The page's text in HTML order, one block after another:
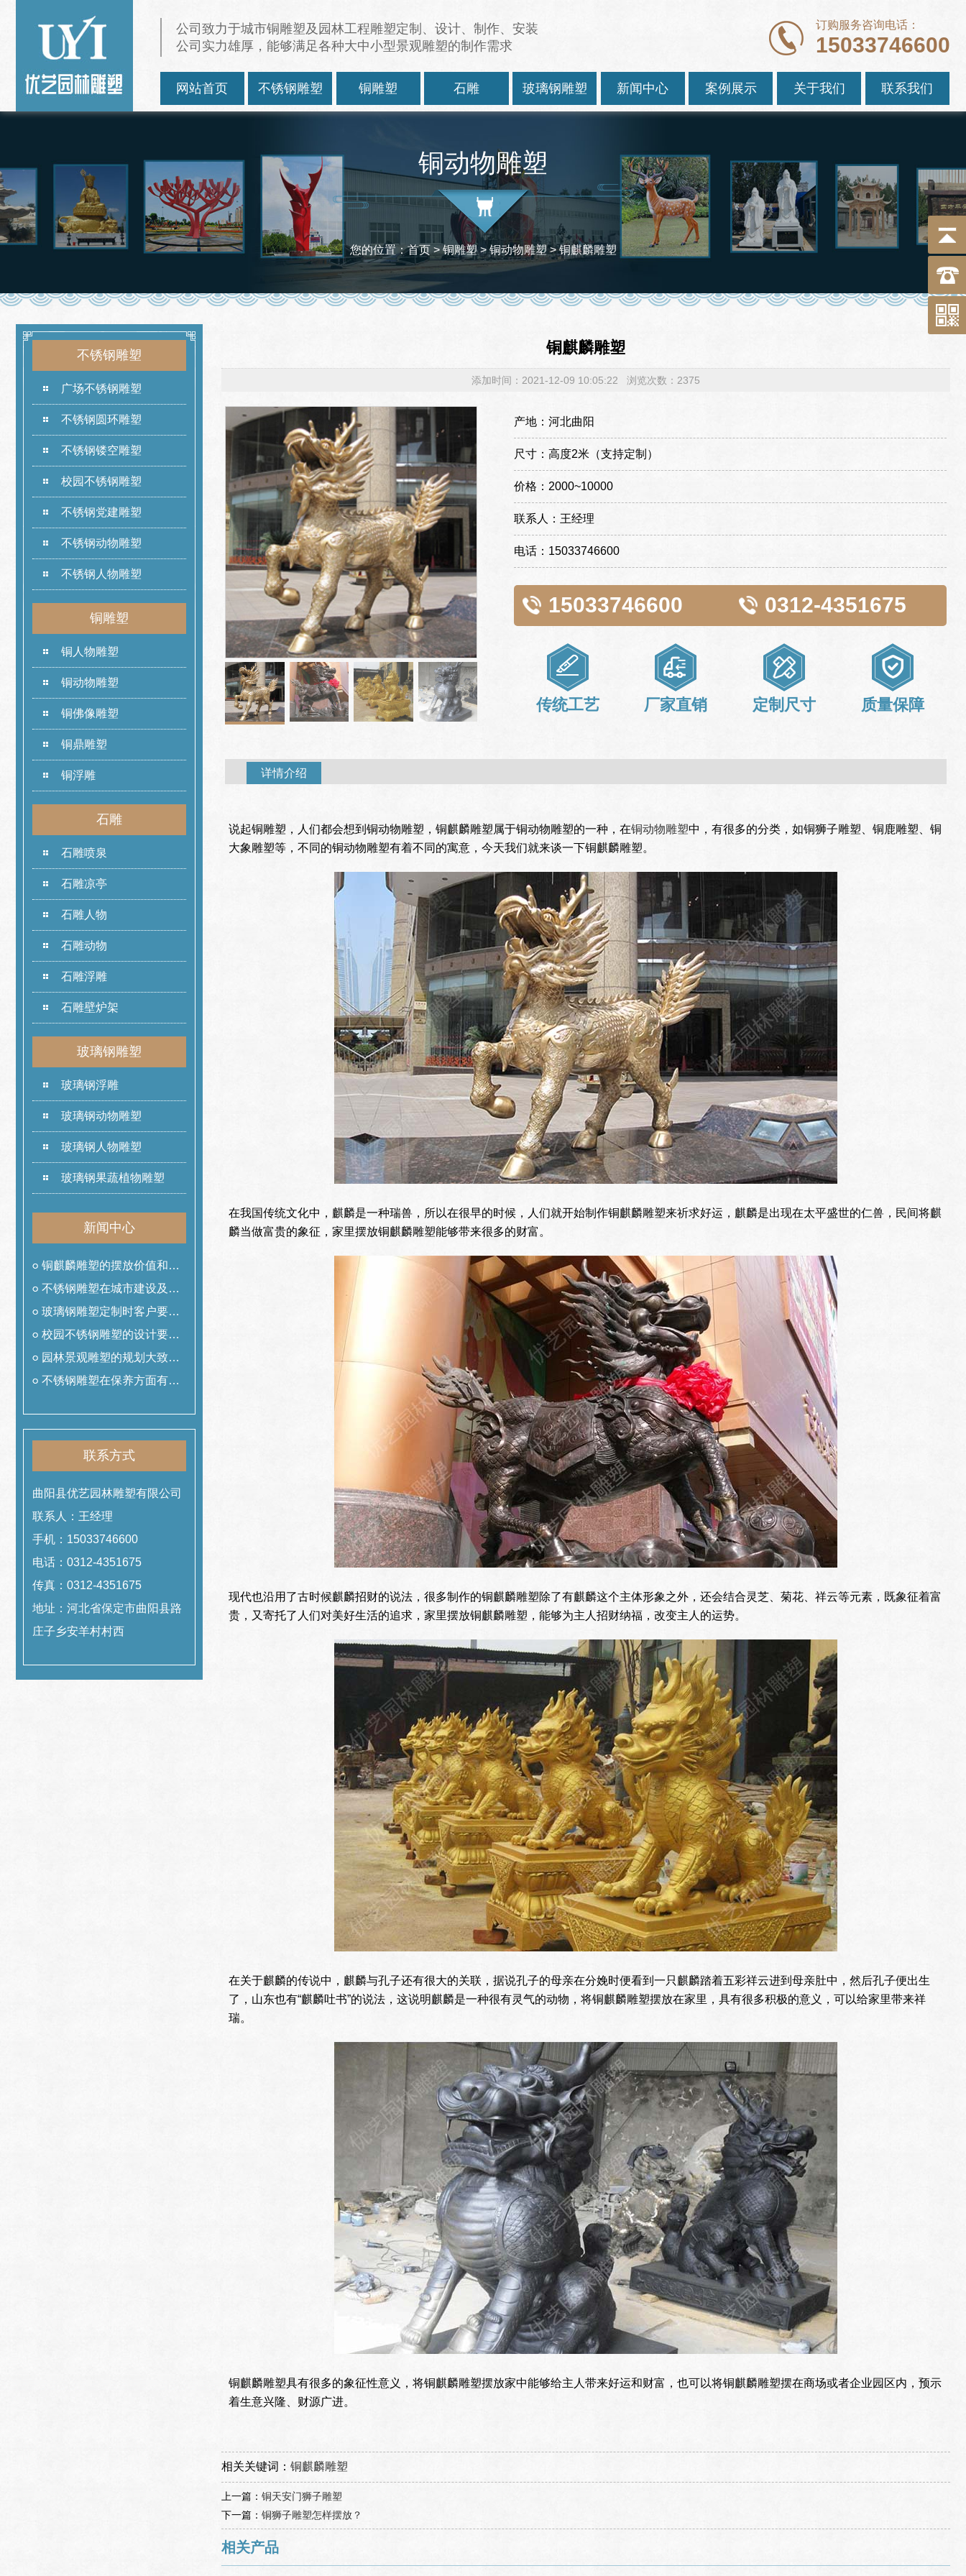
公司致力于城市铜雕塑及园林工程雕塑定制、设计、制作、安装
公司实力雄厚，能够满足各种大中小型景观雕塑的制作需求
订购服务咨询电话：
15033746600
网站首页 不锈钢雕塑 铜雕塑 石雕 玻璃钢雕塑 新闻中心 案例展示 关于我们 联系我们
铜动物雕塑
您的位置：首页> 铜雕塑 >铜动物雕塑> 铜麒麟雕塑
不锈钢雕塑
广场不锈钢雕塑
不锈钢圆环雕塑
不锈钢镂空雕塑
校园不锈钢雕塑
不锈钢党建雕塑
不锈钢动物雕塑
不锈钢人物雕塑
铜雕塑
铜人物雕塑
铜动物雕塑
铜佛像雕塑
铜鼎雕塑
铜浮雕
石雕
石雕喷泉
石雕凉亭
石雕人物
石雕动物
石雕浮雕
石雕壁炉架
玻璃钢雕塑
玻璃钢浮雕
玻璃钢动物雕塑
玻璃钢人物雕塑
玻璃钢果蔬植物雕塑
新闻中心
铜麒麟雕塑的摆放价值和作
用
不锈钢雕塑在城市建设及美
化中的作用
玻璃钢雕塑定制时客户要提
前准备什么工作
校园不锈钢雕塑的设计要遵
从哪些理念
园林景观雕塑的规划大致可
以分为哪几类
不锈钢雕塑在保养方面有哪
联系方式
曲阳县优艺园林雕塑有限公司
联系人：王经理
手机：15033746600
电话：0312-4351675
传真：0312-4351675
地址：河北省保定市曲阳县路
庄子乡安羊村村西
铜麒麟雕塑
添加时间：2021-12-09 10:05:22 浏览次数：2375
产地：河北曲阳
尺寸：高度2米（支持定制）
价格：2000~10000
联系人：王经理
电话：15033746600
15033746600 0312-4351675
传统工艺 厂家直销 定制尺寸 质量保障
详情介绍
说起铜雕塑，人们都会想到铜动物雕塑，铜麒麟雕塑属于铜动物雕塑的一种，在铜动物雕塑中，有很多的分类，如铜狮子雕塑、铜鹿雕塑、铜
大象雕塑等，不同的铜动物雕塑有着不同的寓意，今天我们就来谈一下铜麒麟雕塑。
在我国传统文化中，麒麟是一种瑞兽，所以在很早的时候，人们就开始制作铜麒麟雕塑来祈求好运，麒麟是出现在太平盛世的仁兽，民间将麒
麟当做富贵的象征，家里摆放铜麒麟雕塑能够带来很多的财富。
现代也沿用了古时候麒麟招财的说法，很多制作的铜麒麟雕塑除了有麒麟这个主体形象之外，还会结合灵芝、菊花、祥云等元素，既象征着富
贵，又寄托了人们对美好生活的追求，家里摆放铜麒麟雕塑，能够为主人招财纳福，改变主人的运势。
在关于麒麟的传说中，麒麟与孔子还有很大的关联，据说孔子的母亲在分娩时便看到一只麒麟踏着五彩祥云进到母亲肚中，然后孔子便出生
了，山东也有“麒麟吐书”的说法，这说明麒麟是一种很有灵气的动物，将铜麒麟雕塑摆放在家里，具有很多积极的意义，可以给家里带来祥
瑞。
铜麒麟雕塑具有很多的象征性意义，将铜麒麟雕塑摆放家中能够给主人带来好运和财富，也可以将铜麒麟雕塑摆在商场或者企业园区内，预示
着生意兴隆、财源广进。
相关关键词： 铜麒麟雕塑
上一篇： 铜天安门狮子雕塑
下一篇： 铜狮子雕塑怎样摆放？
相关产品